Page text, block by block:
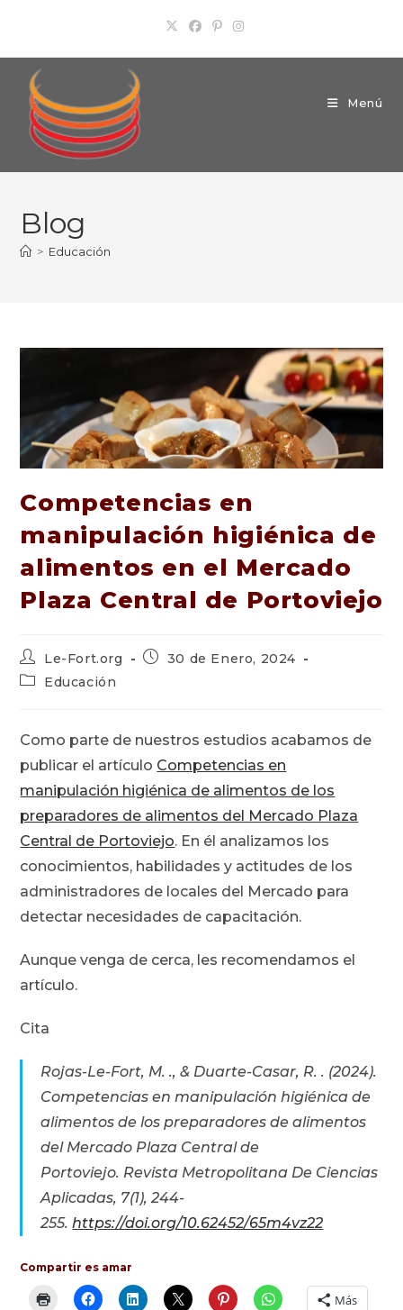
contenido
Menú
Blog
> Educación
Competencias en
manipulación higiénica de
alimentos en el Mercado
Plaza Central de Portoviejo
Autor
de
la
Le-Fort.org
Publicación
30 de Enero, 2024
Categoría
entrada:
Educación
Como parte de nuestros estudios acabamos de
publicar el artículo Competencias en
manipulación higiénica de alimentos de los
preparadores de alimentos del Mercado Plaza
Central de Portoviejo. En él analizamos los
conocimientos, habilidades y actitudes de los
administradores de locales del Mercado para
detectar necesidades de capacitación.
Aunque venga de cerca, les recomendamos el
artículo.
Cita
Rojas-Le-Fort, M. ., & Duarte-Casar, R. . (2024).
Competencias en manipulación higiénica de
alimentos de los preparadores de alimentos
del Mercado Plaza Central de
Portoviejo. Revista Metropolitana De Ciencias
Aplicadas, 7(1), 244-
255.https://doi.org/10.62452/65m4vz22
Compartir es amar
Más